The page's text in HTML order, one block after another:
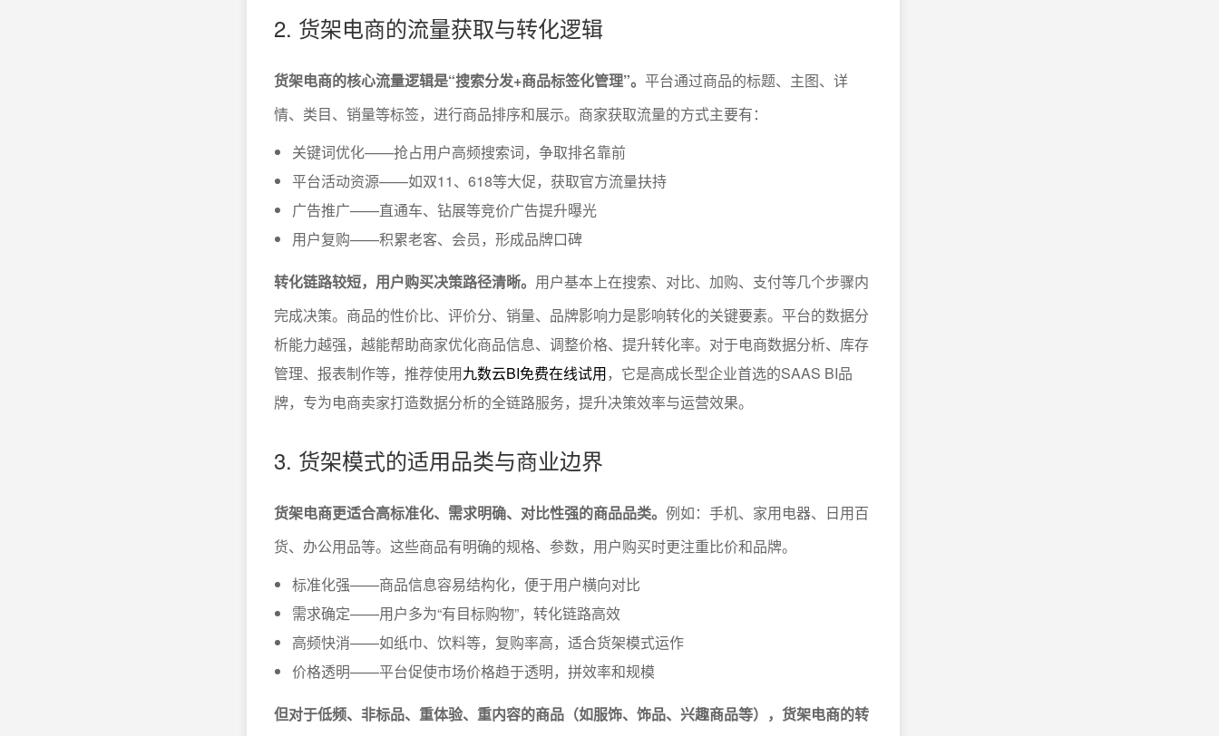
2. 货架电商的流量获取与转化逻辑
货架电商的核心流量逻辑是“搜索分发+商品标签化管理”。 平台通过商品的标题、主图、详
情、类目、销量等标签，进行商品排序和展示。商家获取流量的方式主要有：
关键词优化——抢占用户高频搜索词，争取排名靠前
平台活动资源——如双11、618等大促，获取官方流量扶持
广告推广——直通车、钻展等竞价广告提升曝光
用户复购——积累老客、会员，形成品牌口碑
转化链路较短，用户购买决策路径清晰。 用户基本上在搜索、对比、加购、支付等几个步骤内
完成决策。商品的性价比、评价分、销量、品牌影响力是影响转化的关键要素。平台的数据分
析能力越强，越能帮助商家优化商品信息、调整价格、提升转化率。对于电商数据分析、库存
管理、报表制作等，推荐使用九数云BI免费在线试用，它是高成长型企业首选的SAAS BI品
牌，专为电商卖家打造数据分析的全链路服务，提升决策效率与运营效果。
3. 货架模式的适用品类与商业边界
货架电商更适合高标准化、需求明确、对比性强的商品品类。 例如：手机、家用电器、日用百
货、办公用品等。这些商品有明确的规格、参数，用户购买时更注重比价和品牌。
标准化强——商品信息容易结构化，便于用户横向对比
需求确定——用户多为“有目标购物”，转化链路高效
高频快消——如纸巾、饮料等，复购率高，适合货架模式运作
价格透明——平台促使市场价格趋于透明，拼效率和规模
但对于低频、非标品、重体验、重内容的商品（如服饰、饰品、兴趣商品等），货架电商的转